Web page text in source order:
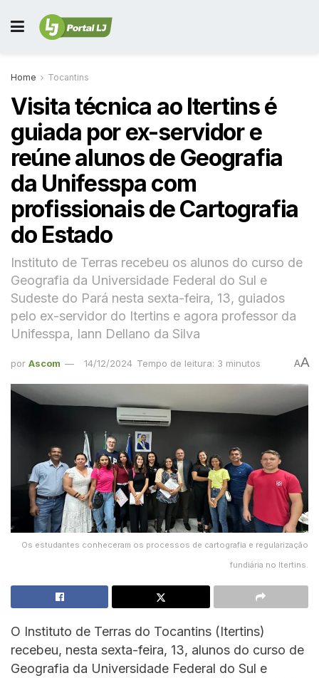
Home Tocantins
Visita técnica ao Itertins é
guiada por ex-servidor e
reúne alunos de Geografia
da Unifesspa com
profissionais de Cartografia
do Estado
Instituto de Terras recebeu os alunos do curso de
Geografia da Universidade Federal do Sul e
Sudeste do Pará nesta sexta-feira, 13, guiados
pelo ex-servidor do Itertins e agora professor da
Unifesspa, Iann Dellano da Silva
por Ascom 14/12/2024 Tempo de leitura: 3 minutos AA
Os estudantes conheceram os processos de cartografia e regularização
fundiária no Itertins.
O Instituto de Terras do Tocantins (Itertins)
recebeu, nesta sexta-feira, 13, alunos do curso de
Geografia da Universidade Federal do Sul e